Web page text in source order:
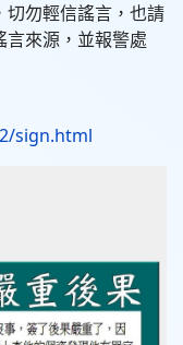
切勿輕信謠言，也請
來源，並報警處
sign.html